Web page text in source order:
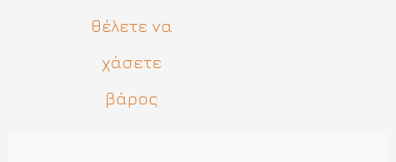
θέλετε να
χάσετε
βάρος